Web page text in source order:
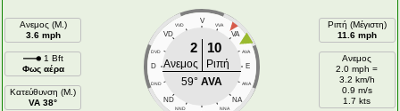
Ανεμος (Μ.)
3.6 mph
1 Bft
Φως αέρα
Κατεύθυνση (Μ.)
VA 38°
V
VVD VVA
VD VA
DVD AVA
D E
DND ANA
ND NA
NND NNA
2 10
Ανεμος
Ριπή
59° AVA
Ριπή (Μέγιστη)
11.6 mph
Ανεμος
2.0 mph =
3.2 km/h
0.9 m/s
1.7 kts